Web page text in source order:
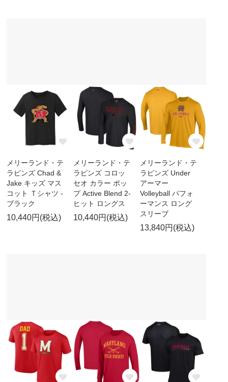
メリーランド・テ
ラピンズ Chad &
Jake キッズ マス
コット Ｔシャツ -
ブラック
10,440円(税込)
メリーランド・テ
ラピンズ コロッ
セオ カラー ポッ
プ Active Blend 2-
ヒット ロングス
10,440円(税込)
メリーランド・テ
ラピンズ Under
アーマー
Volleyball パフォ
ーマンス ロング
スリーブ
13,840円(税込)